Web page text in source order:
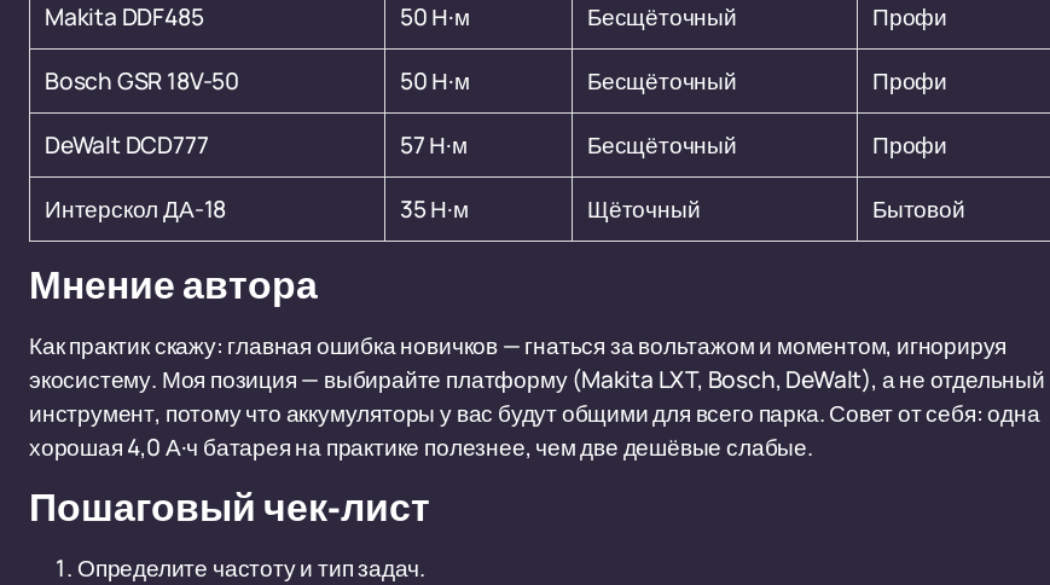
Makita DDF485 50 Н·м Бесщёточный Профи
Bosch GSR 18V-50 50 Н·м Бесщёточный Профи
DeWalt DCD777 57 Н·м Бесщёточный Профи
Интерскол ДА-18 35 Н·м Щёточный Бытовой
Мнение автора
Как практик скажу: главная ошибка новичков — гнаться за вольтажом и моментом, игнорируя
экосистему. Моя позиция — выбирайте платформу (Makita LXT, Bosch, DeWalt), а не отдельный
инструмент, потому что аккумуляторы у вас будут общими для всего парка. Совет от себя: одна
хорошая 4,0 А·ч батарея на практике полезнее, чем две дешёвые слабые.
Пошаговый чек-лист
Определите частоту и тип задач.